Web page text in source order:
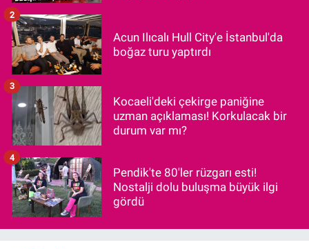
Acun Ilıcalı Hull City'e İstanbul'da
boğaz turu yaptırdı
2
Kocaeli'deki çekirge paniğine
uzman açıklaması! Korkulacak bir
durum var mı?
3
Pendik'te 80'ler rüzgarı esti!
Nostalji dolu buluşma büyük ilgi
gördü
4